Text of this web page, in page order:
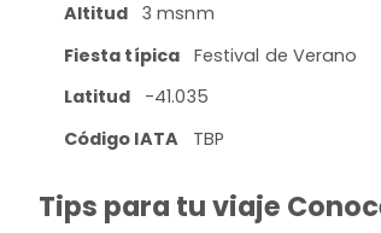
Altitud
3 msnm
Fiesta típica Festival de Verano
Latitud
-41.035
Código IATA
TBP
Tips para tu viaje